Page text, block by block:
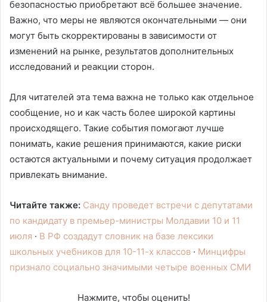
безопасностью приобретают всё большее значение.
Важно, что меры не являются окончательными — они
могут быть скорректированы в зависимости от
изменений на рынке, результатов дополнительных
исследований и реакции сторон.
Для читателей эта тема важна не только как отдельное
сообщение, но и как часть более широкой картины
происходящего. Такие события помогают лучше
понимать, какие решения принимаются, какие риски
остаются актуальными и почему ситуация продолжает
привлекать внимание.
Читайте также: Санду проведет встречи с депутатами
по кандидату в премьер-министры Молдавии 10 и 11
июля · В РФ создадут словник на базе лексики
школьных учебников для 10-11-х классов · Минцифры
признало социально значимыми четыре военных СМИ
Нажмите, чтобы оценить!